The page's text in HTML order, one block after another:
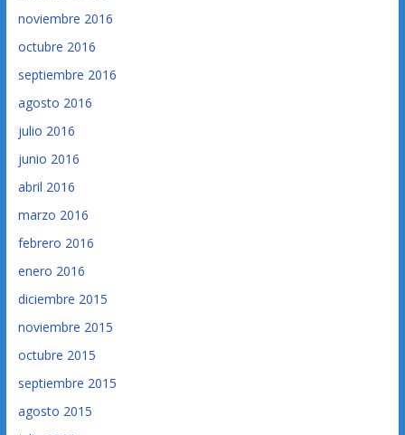
noviembre 2016
octubre 2016
septiembre 2016
agosto 2016
julio 2016
junio 2016
abril 2016
marzo 2016
febrero 2016
enero 2016
diciembre 2015
noviembre 2015
octubre 2015
septiembre 2015
agosto 2015